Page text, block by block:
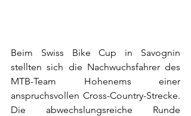
Beim Swiss Bike Cup in Savognin
stellten sich die Nachwuchsfahrer des
MTB-Team Hohenems einer
anspruchsvollen Cross-Country-Strecke.
Die abwechslungsreiche Runde